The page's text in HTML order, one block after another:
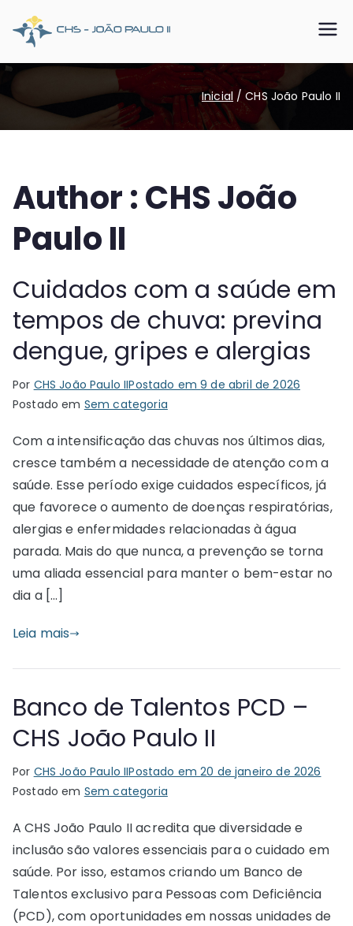
para
conteúdo
CHS João
Paulo II
Somos o SUS que dá certo
Inicial CHS João Paulo II
Author :CHS João
Paulo II
Cuidados com a saúde em
tempos de chuva: previna
dengue, gripes e alergias
Por CHS João Paulo IIPostado em9 de abril de 2026
Postado em Sem categoria
Com a intensificação das chuvas nos últimos dias,
cresce também a necessidade de atenção com a
saúde. Esse período exige cuidados específicos, já
que favorece o aumento de doenças respiratórias,
alergias e enfermidades relacionadas à água
parada. Mais do que nunca, a prevenção se torna
uma aliada essencial para manter o bem-estar no
dia a […]
Leia mais
Banco de Talentos PCD –
CHS João Paulo II
Por CHS João Paulo IIPostado em20 de janeiro de 2026
Postado em Sem categoria
A CHS João Paulo II acredita que diversidade e
inclusão são valores essenciais para o cuidado em
saúde. Por isso, estamos criando um Banco de
Talentos exclusivo para Pessoas com Deficiência
(PCD), com oportunidades em nossas unidades de